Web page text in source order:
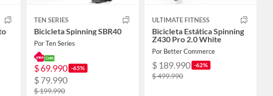
TEN SERIES
Bicicleta Spinning SBR40
Por Ten Series
$ 69.990 -65%
$ 79.990
$ 199.990
ULTIMATE FITNESS
Bicicleta Estática Spinning
Z430 Pro 2.0 White
Por Better Commerce
$ 189.990 -62%
$ 499.990